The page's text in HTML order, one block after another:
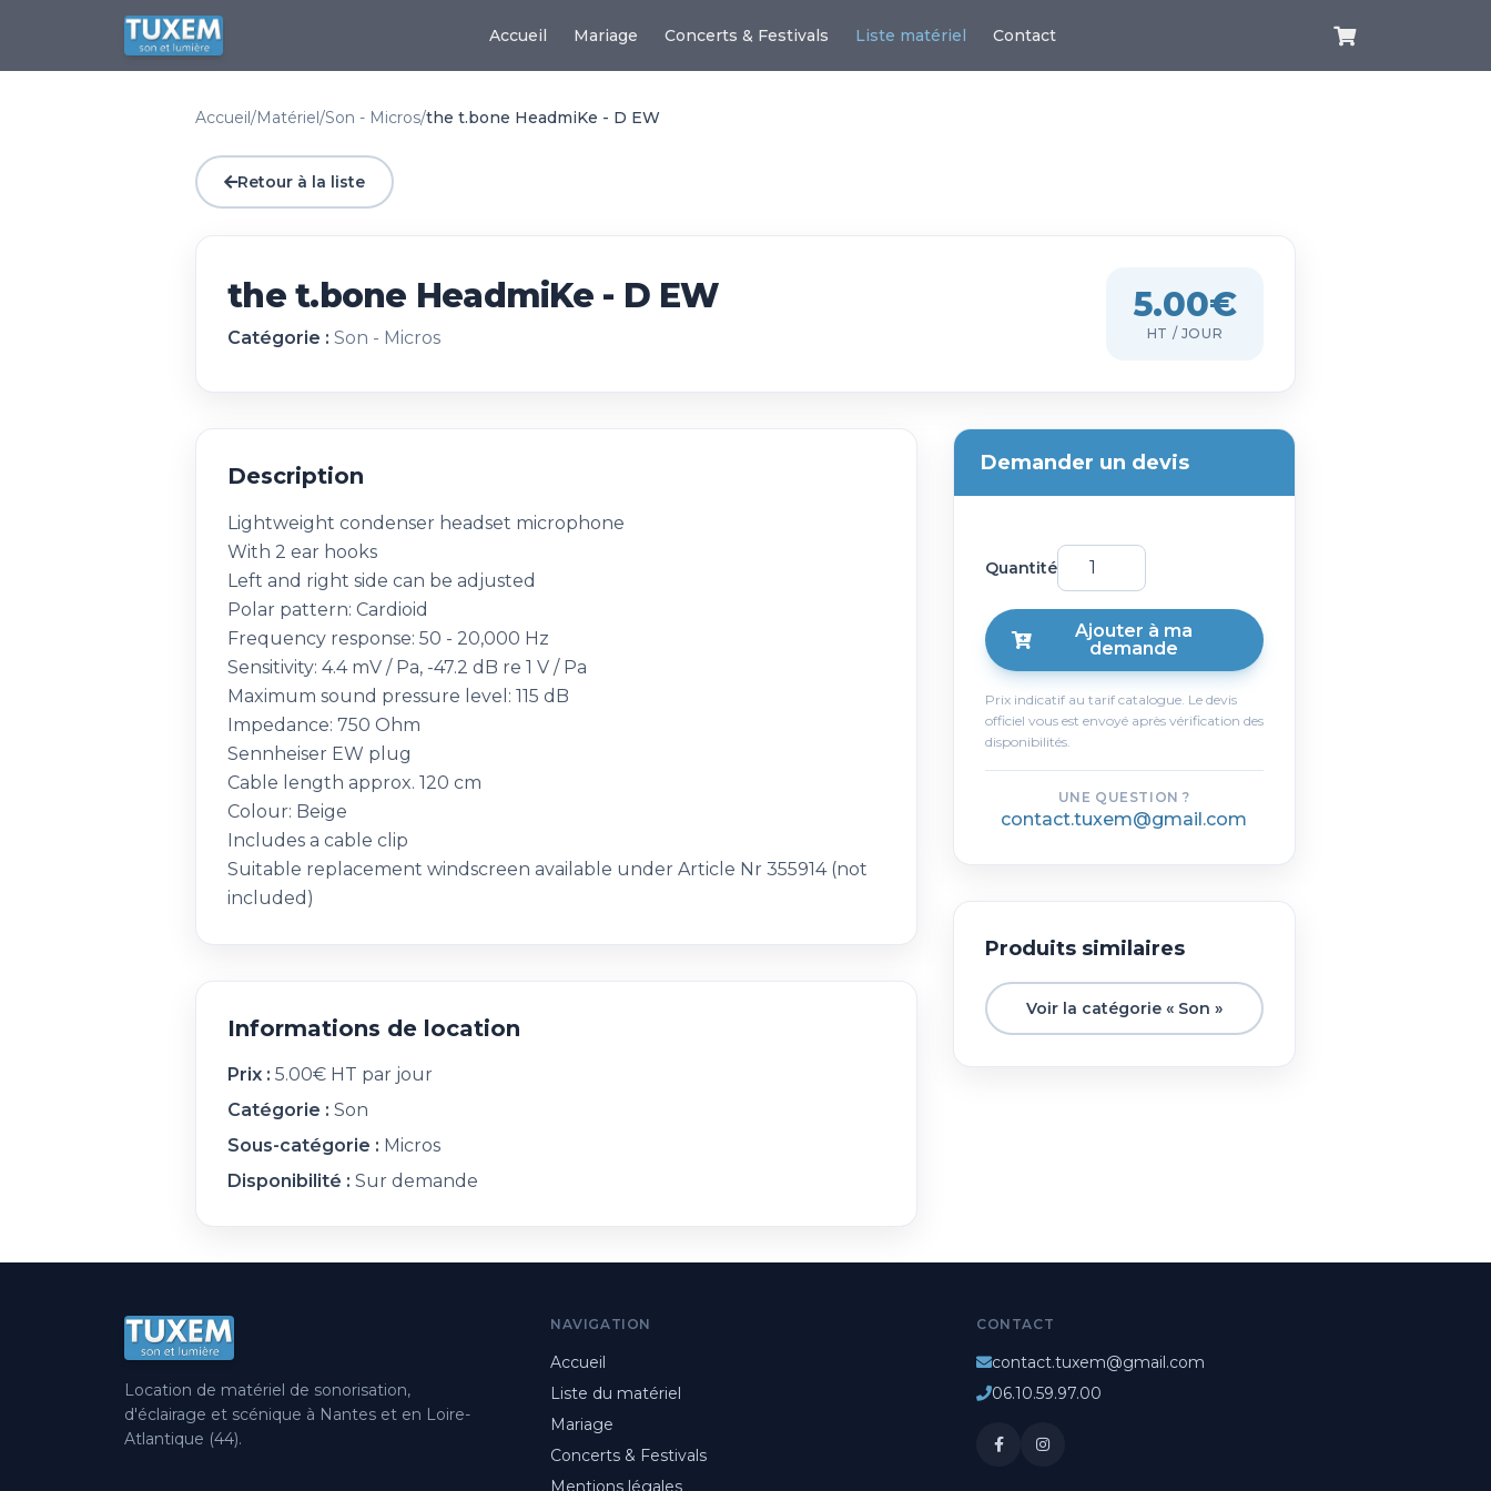
Accueil Mariage Concerts & Festivals Liste matériel Contact
Accueil/Matériel/Son - Micros/the t.bone HeadmiKe - D EW
Retour à la liste
the t.bone HeadmiKe - D EW
Catégorie : Son - Micros
5.00€
HT / JOUR
Description
Lightweight condenser headset microphone
With 2 ear hooks
Left and right side can be adjusted
Polar pattern: Cardioid
Frequency response: 50 - 20,000 Hz
Sensitivity: 4.4 mV / Pa, -47.2 dB re 1 V / Pa
Maximum sound pressure level: 115 dB
Impedance: 750 Ohm
Sennheiser EW plug
Cable length approx. 120 cm
Colour: Beige
Includes a cable clip
Suitable replacement windscreen available under Article Nr 355914 (not
included)
Informations de location
Prix : 5.00€ HT par jour
Catégorie : Son
Sous-catégorie : Micros
Disponibilité : Sur demande
Demander un devis
Quantité
Ajouter à ma
demande
Prix indicatif au tarif catalogue. Le devis
officiel vous est envoyé après vérification des
disponibilités.
UNE QUESTION ?
contact.tuxem@gmail.com
Produits similaires
Voir la catégorie « Son »
Location de matériel de sonorisation,
d'éclairage et scénique à Nantes et en Loire-
Atlantique (44).
NAVIGATION
Accueil
Liste du matériel
Mariage
Concerts & Festivals
Mentions légales
CONTACT
contact.tuxem@gmail.com
06.10.59.97.00